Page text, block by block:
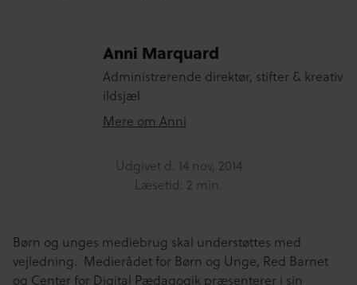
Anni Marquard
Administrerende direktør, stifter & kreativ
ildsjæl
Mere om Anni
Udgivet d. 14 nov, 2014
Læsetid: 2 min.
Børn og unges mediebrug skal understøttes med
vejledning. Medierådet for Børn og Unge, Red Barnet
og Center for Digital Pædagogik præsenterer i sin